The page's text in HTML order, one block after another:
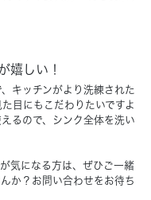
嬉しい！
キッチンがより洗練された
目にもこだわりたいですよ
るので、シンク全体を洗い
気になる方は、ぜひご一緒
か？お問い合わせをお待ち